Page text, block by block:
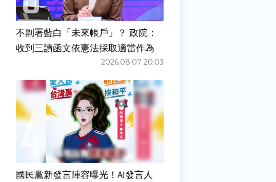
不副署藍白「未來帳戶」？ 政院：
收到三讀函文依憲法採取適當作為
2026.08.07 20:03
國民黨新發言陣容曝光！AI發言人